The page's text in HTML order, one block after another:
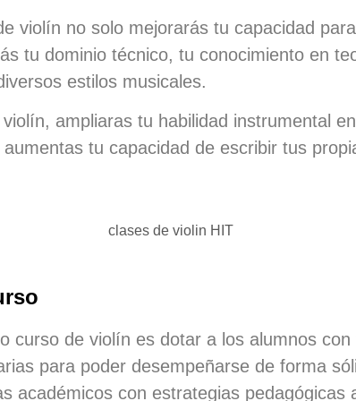
violín no solo mejorarás tu capacidad
tu dominio técnico, tu conocimiento en
estilos musicales.
ampliaras tu habilidad instrumental
tu capacidad de escribir tus
curso de violín es dotar a los alumnos con
para poder desempeñarse de forma
académicos con estrategias pedagógicas